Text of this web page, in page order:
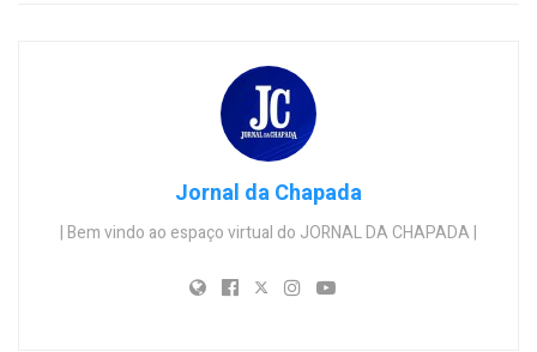
Jornal da Chapada
| Bem vindo ao espaço virtual do JORNAL DA CHAPADA |